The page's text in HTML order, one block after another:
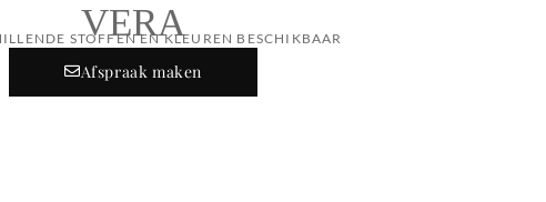
VERA
STOFFEN EN KLEUREN BESCHIKBAAR
Afspraak maken